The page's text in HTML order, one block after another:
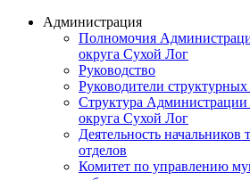
Администрация
Полномочия
округа Сухой Лог
Руководство
Руководители
Структура
округа Сухой Лог
Деятельность начальников
отделов
Комитет по управлению